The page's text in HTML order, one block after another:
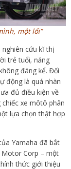
một lối”
cứu kĩ thị
trẻ tuổi, năng
đáng kể. Đối
động là quá nhàn
đủ điều kiện về
xe môtô phân
lựa chọn thật hợp
Yamaha đã bắt
Motor Corp – một
thức giới thiệu